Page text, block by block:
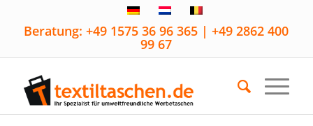
Beratung: +49 1575 36 96 365 | +49 2862 400
99 67